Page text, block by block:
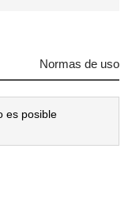
Normas de uso
es posible